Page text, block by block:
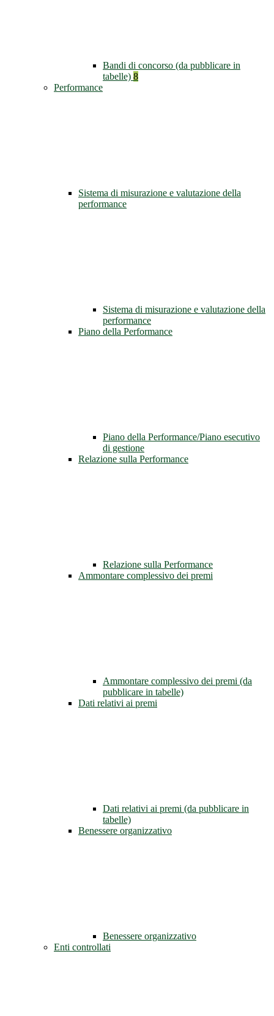
Bandi di concorso (da pubblicare in
tabelle) 8
Performance
Sistema di misurazione e valutazione della
performance
Sistema di misurazione e valutazione della
performance
Piano della Performance
Piano della Performance/Piano esecutivo
di gestione
Relazione sulla Performance
Relazione sulla Performance
Ammontare complessivo dei premi
Ammontare complessivo dei premi (da
pubblicare in tabelle)
Dati relativi ai premi
Dati relativi ai premi (da pubblicare in
tabelle)
Benessere organizzativo
Benessere organizzativo
Enti controllati